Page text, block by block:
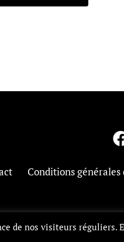
Conditions générales
de nos visiteurs réguliers.